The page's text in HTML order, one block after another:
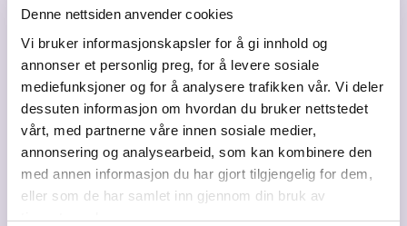
Denne nettsiden anvender cookies
Vi bruker informasjonskapsler for å gi innhold og
annonser et personlig preg, for å levere sosiale
mediefunksjoner og for å analysere trafikken vår. Vi deler
dessuten informasjon om hvordan du bruker nettstedet
vårt, med partnerne våre innen sosiale medier,
annonsering og analysearbeid, som kan kombinere den
med annen informasjon du har gjort tilgjengelig for dem,
eller som de har samlet inn gjennom din bruk av
tjenestene deres.